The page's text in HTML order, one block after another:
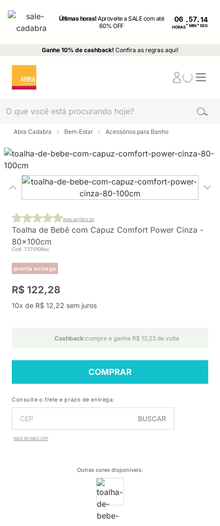
Últimas horas!Aproveite a SALE com até
60% OFF
06
HORAS: MIN : SEG
Ganhe 10% de cashback! Confira as regras aqui!
Abra Cadabra Bem-Estar Acessórios para Banho
Toalha de Bebê com Capuz Comfort Power Cinza -
80x100cm
Cod. 7270108ac
pronta entrega
AVALIAÇÕES (0)
R$ 122,28
10x de R$ 12,22 sem juros
Cashback:compre e ganhe R$ 12,23 de volta
COMPRAR
Consulte o frete e prazo de entrega:
BUSCAR
NÃO SEI MEU CEP
Outras cores disponíveis: